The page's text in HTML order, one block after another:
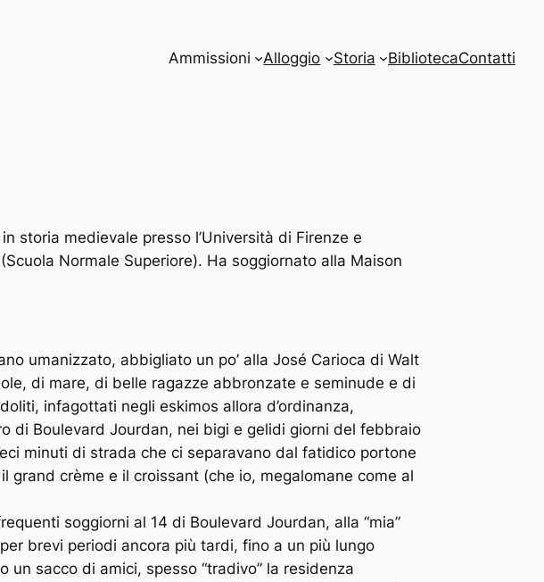
Ammissioni Alloggio Storia BibliotecaContatti
storia medievale presso l’Università di Firenze e
Normale Superiore). Ha soggiornato alla Maison
umanizzato, abbigliato un po’ alla José Carioca di Walt
di mare, di belle ragazze abbronzate e seminude e di
infagottati negli eskimos allora d’ordinanza,
di Boulevard Jourdan, nei bigi e gelidi giorni del febbraio
minuti di strada che ci separavano dal fatidico portone
grand crème e il croissant (che io, megalomane come al
soggiorni al 14 di Boulevard Jourdan, alla “mia”
brevi periodi ancora più tardi, fino a un più lungo
un sacco di amici, spesso “tradivo” la residenza